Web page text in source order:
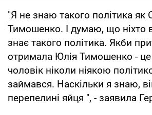
"Я не знаю такого політика як
Тимошенко. І думаю, що ніхто
знає такого політика. Якби
отримала Юлія Тимошенко - це
чоловік ніколи ніякою
займався. Наскільки я знаю,
перепелині яйця ", - заявила